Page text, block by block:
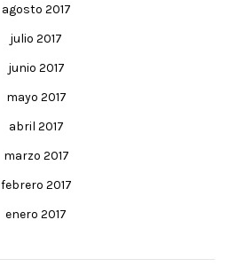
agosto 2017
julio 2017
junio 2017
mayo 2017
abril 2017
marzo 2017
febrero 2017
enero 2017